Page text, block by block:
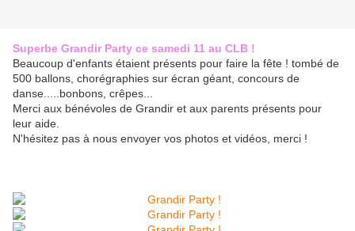
Superbe Grandir Party ce samedi 11 au CLB !
Beaucoup d'enfants étaient présents pour faire la fête ! tombé de
500 ballons, chorégraphies sur écran géant, concours de
danse.....bonbons, crêpes...
Merci aux bénévoles de Grandir et aux parents présents pour
leur aide.
N'hésitez pas à nous envoyer vos photos et vidéos, merci !